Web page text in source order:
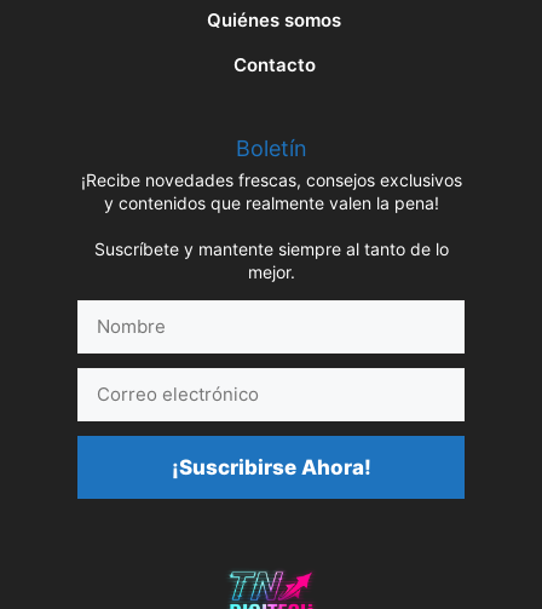
Quiénes somos
Contacto
Boletín
¡Recibe novedades frescas, consejos exclusivos
y contenidos que realmente valen la pena!
Suscríbete y mantente siempre al tanto de lo
mejor.
electrónico
¡Suscribirse Ahora!